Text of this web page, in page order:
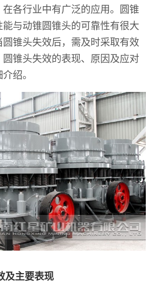
各行业中有广泛的应用。圆锥
与动锥圆锥头的可靠性有很大
锥头失效后，需及时采取有效
锥头失效的表现、原因及应对
绍。
及主要表现